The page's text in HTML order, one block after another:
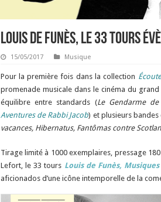
Louis de Funès, le 33 tours
15/05/2017 Musique
Pour la première fois dans la collection
promenade musicale dans le cinéma du
équilibre entre standards (Le Gendarme de
Aventures de Rabbi Jacob) et plusieurs bandes
vacances, Hibernatus, Fantômas contre
Tirage limité à 1000 exemplaires, pressage
Lefort, le 33 tours Louis de Funès,
aficionados d’une icône intemporelle de la